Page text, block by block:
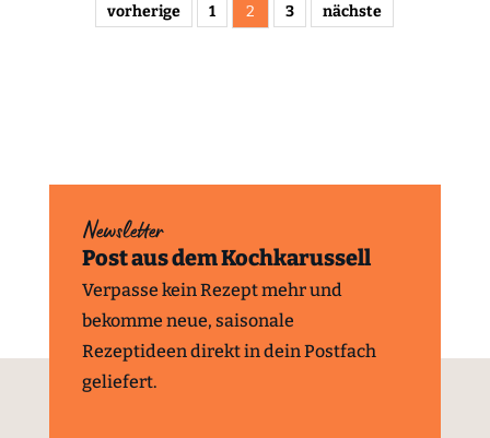
vorherige 1 2 3 nächste
Newsletter
Post aus dem Kochkarussell
Verpasse kein Rezept mehr und
bekomme neue, saisonale
Rezeptideen direkt in dein Postfach
geliefert.